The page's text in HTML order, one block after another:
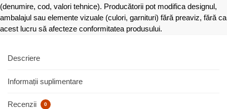
(denumire, cod, valori tehnice). Producătorii pot modifica designul,
ambalajul sau elemente vizuale (culori, garnituri) fără preaviz, fără ca
acest lucru să afecteze conformitatea produsului.
Descriere
Informații suplimentare
Recenzii 0